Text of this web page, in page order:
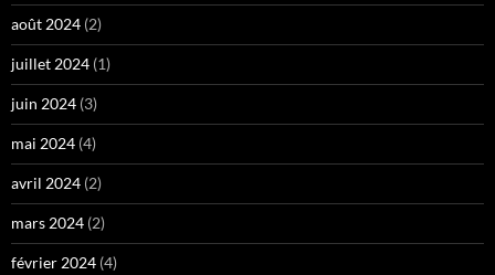
août 2024 (2)
juillet 2024 (1)
juin 2024 (3)
mai 2024 (4)
avril 2024 (2)
mars 2024 (2)
février 2024 (4)